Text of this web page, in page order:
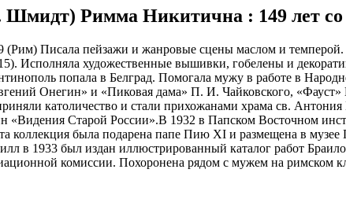
Шмидт) Римма Никитична : 149 лет
(Рим) Писала пейзажи и жанровые сцены маслом и
Исполняла художественные вышивки, гобелены и
попала в Белград. Помогала мужу в работе в
Онегин» и «Пиковая дама» П. И. Чайковского,
католичество и стали прихожанами храма св.
«Видения Старой России».В 1932 в Папском Восточном
коллекция была подарена папе Пию XI и размещена в музее
в 1933 был издан иллюстрированный каталог работ
комиссии. Похоронена рядом с мужем на римском